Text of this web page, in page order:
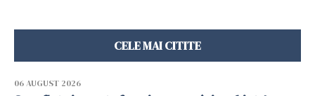
CELE MAI CITITE
06 AUGUST 2026